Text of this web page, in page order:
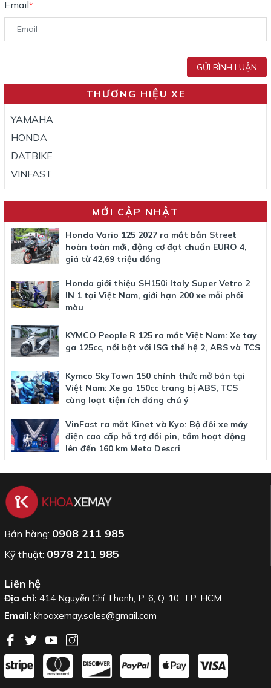
Email*
GỬI BÌNH LUẬN
THƯƠNG HIỆU XE
YAMAHA
HONDA
DATBIKE
VINFAST
MỚI CẬP NHẬT
Honda Vario 125 2027 ra mắt bản Street
hoàn toàn mới, động cơ đạt chuẩn EURO 4,
giá từ 42,69 triệu đồng
Honda giới thiệu SH150i Italy Super Vetro 2
IN 1 tại Việt Nam, giới hạn 200 xe mỗi phối
màu
KYMCO People R 125 ra mắt Việt Nam: Xe tay
ga 125cc, nổi bật với ISG thế hệ 2, ABS và TCS
Kymco SkyTown 150 chính thức mở bán tại
Việt Nam: Xe ga 150cc trang bị ABS, TCS
cùng loạt tiện ích đáng chú ý
VinFast ra mắt Kinet và Kyo: Bộ đôi xe máy
điện cao cấp hỗ trợ đổi pin, tầm hoạt động
lên đến 160 km Meta Descri
Bán hàng: 0908 211 985
Kỹ thuật: 0978 211 985
Liên hệ
Địa chỉ: 414 Nguyễn Chí Thanh, P. 6, Q. 10, TP. HCM
Email: khoaxemay.sales@gmail.com